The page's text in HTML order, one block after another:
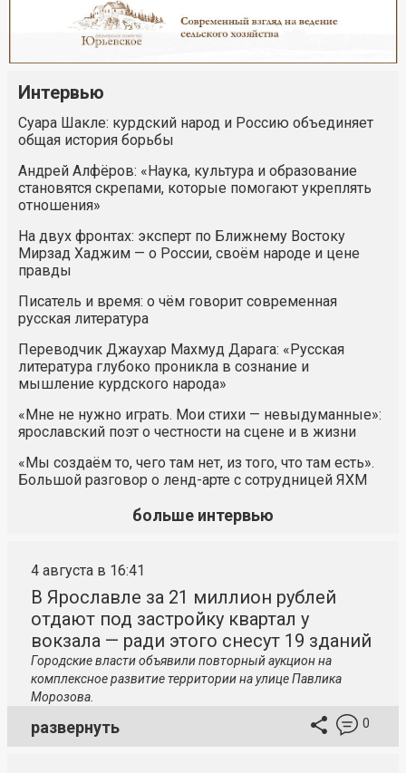
Интервью
Суара Шакле: курдский народ и Россию объединяет
общая история борьбы
Андрей Алфёров: «Наука, культура и образование
становятся скрепами, которые помогают укреплять
отношения»
На двух фронтах: эксперт по Ближнему Востоку
Мирзад Хаджим — о России, своём народе и цене
правды
Писатель и время: о чём говорит современная
русская литература
Переводчик Джаухар Махмуд Дарага: «Русская
литература глубоко проникла в сознание и
мышление курдского народа»
«Мне не нужно играть. Мои стихи — невыдуманные»:
ярославский поэт о честности на сцене и в жизни
«Мы создаём то, чего там нет, из того, что там есть».
Большой разговор о ленд-арте с сотрудницей ЯХМ
больше интервью
4 августа в 16:41
В Ярославле за 21 миллион рублей
отдают под застройку квартал у
вокзала — ради этого снесут 19 зданий
Городские власти объявили повторный аукцион на
комплексное развитие территории на улице Павлика
Морозова.
развернуть 0